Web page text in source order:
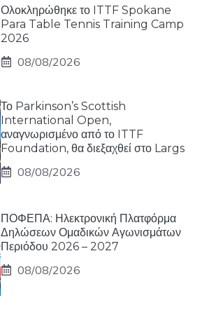
Ολοκληρώθηκε το ITTF Spokane
Para Table Tennis Training Camp
2026
08/08/2026
Το Parkinson’s Scottish
International Open,
αναγνωρισμένο από το ITTF
Foundation, θα διεξαχθεί στο Largs
08/08/2026
ΠΟΦΕΠΑ: Ηλεκτρονική Πλατφόρμα
Δηλώσεων Ομαδικών Αγωνισμάτων
Περιόδου 2026 – 2027
08/08/2026